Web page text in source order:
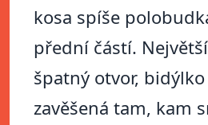
kosa spíše
přední částí.
špatný otvor,
zavěšená tam, kam